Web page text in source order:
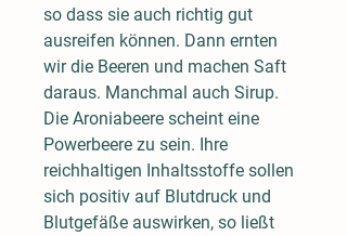
so dass sie auch richtig gut
ausreifen können. Dann ernten
wir die Beeren und machen Saft
daraus. Manchmal auch Sirup.
Die Aroniabeere scheint eine
Powerbeere zu sein. Ihre
reichhaltigen Inhaltsstoffe sollen
sich positiv auf Blutdruck und
Blutgefäße auswirken, so ließt